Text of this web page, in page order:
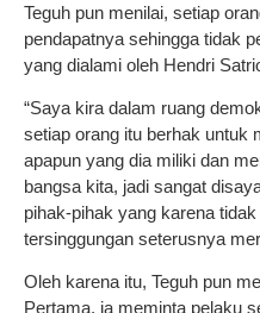
Teguh pun menilai, setiap
pendapatnya sehingga tidak
yang dialami oleh Hendri
“Saya kira dalam ruang
setiap orang itu berhak untuk
apapun yang dia miliki dan
bangsa kita, jadi sangat
pihak-pihak yang karena
tersinggungan seterusnya
Oleh karena itu, Teguh pun
Pertama, ia meminta pelaku